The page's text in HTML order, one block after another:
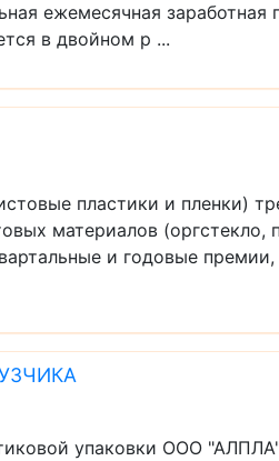
ежемесячная
в двойном р ...
пластики и пленки)
материалов
и годовые
упаковки ООО